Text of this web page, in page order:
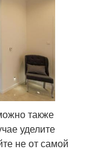
также
уделите
не от самой